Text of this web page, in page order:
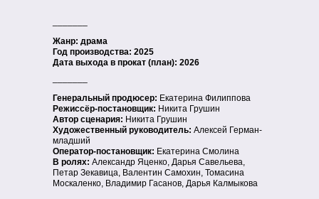
Генеральный продюсер: Екатерина Филиппова
Режиссёр-постановщик: Никита Грушин
Автор сценария: Никита Грушин
Художественный руководитель: Алексей Герман-
младший
Оператор-постановщик: Екатерина Смолина
В ролях: Александр Яценко, Дарья Савельева,
Петар Зекавица, Валентин Самохин, Томасина
Москаленко, Владимир Гасанов, Дарья Калмыкова
Жанр: драма
Год производства: 2025
Дата выхода в прокат (план): 2026